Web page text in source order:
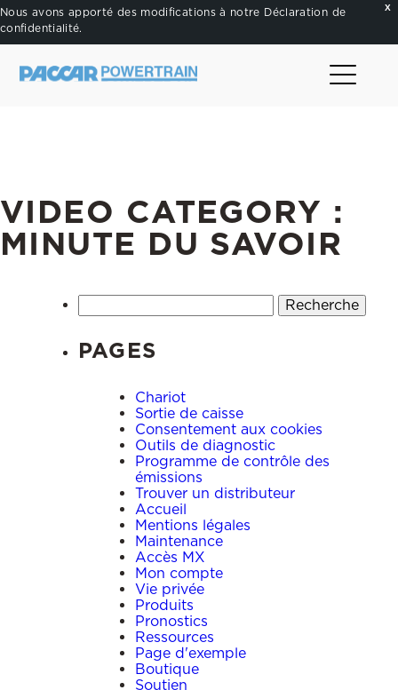
X
Nous avons apporté des modifications à notre Déclaration de
confidentialité.
.
VIDEO CATEGORY :
MINUTE DU SAVOIR
Rechercher :
PAGES
Chariot
Sortie de caisse
Consentement aux cookies
Outils de diagnostic
Programme de contrôle des
émissions
Trouver un distributeur
Accueil
Mentions légales
Maintenance
Accès MX
Mon compte
Vie privée
Produits
Pronostics
Ressources
Page d'exemple
Boutique
Soutien